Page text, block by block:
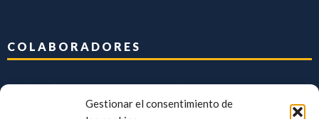
Gestionar el consentimiento de
COLABORADORES